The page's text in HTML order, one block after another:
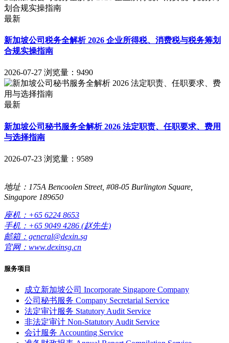
最新
新加坡公司税务全解析 2026 企业所得税、消费税与税务筹划
合规实操指南
2026-07-27 浏览量：9490
最新
新加坡公司秘书服务全解析 2026 法定职责、任职要求、费用
与选择指南
2026-07-23 浏览量：9589
地址：175A Bencoolen Street, #08-05 Burlington Square,
Singapore 189650
座机：+65 6224 8653
手机：+65 9049 4286 (赵先生)
邮箱：general@dexin.sg
官网：www.dexinsg.cn
服务项目
成立新加坡公司 Incorporate Singapore Company
公司秘书服务 Company Secretarial Service
法定审计服务 Statutory Audit Service
非法定审计 Non-Statutory Audit Service
会计服务 Accounting Service